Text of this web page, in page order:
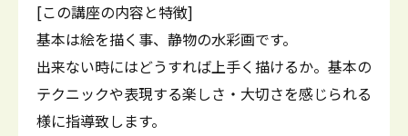
[この講座の内容と特徴]
基本は絵を描く事、静物の水彩画です。
出来ない時にはどうすれば上手く描けるか。基本の
テクニックや表現する楽しさ・大切さを感じられる
様に指導致します。